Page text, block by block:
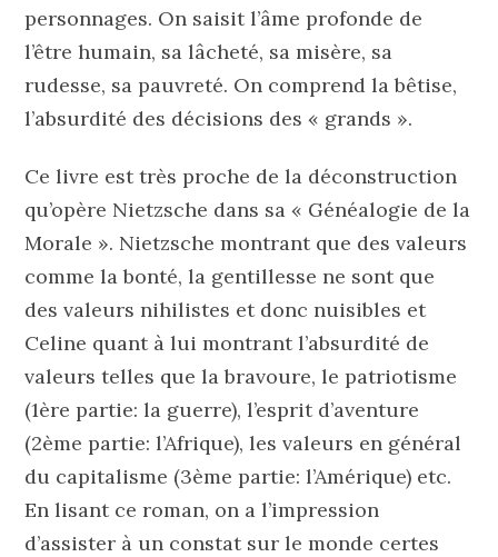
personnages. On saisit l’âme profonde de
l’être humain, sa lâcheté, sa misère, sa
rudesse, sa pauvreté. On comprend la bêtise,
l’absurdité des décisions des « grands ».
Ce livre est très proche de la déconstruction
qu’opère Nietzsche dans sa « Généalogie de la
Morale ». Nietzsche montrant que des valeurs
comme la bonté, la gentillesse ne sont que
des valeurs nihilistes et donc nuisibles et
Celine quant à lui montrant l’absurdité de
valeurs telles que la bravoure, le patriotisme
(1ère partie: la guerre), l’esprit d’aventure
(2ème partie: l’Afrique), les valeurs en général
du capitalisme (3ème partie: l’Amérique) etc.
En lisant ce roman, on a l’impression
d’assister à un constat sur le monde certes